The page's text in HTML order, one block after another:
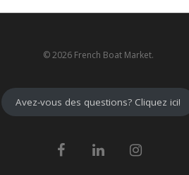
© 2026 French Boat Market.
Avez-vous des questions? Cliquez ici!